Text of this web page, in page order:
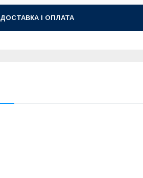
ДОСТАВКА І ОПЛАТА